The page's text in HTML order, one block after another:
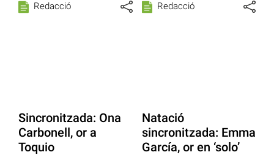
Redacció Redacció
Sincronitzada: Ona
Carbonell, or a
Toquio
Natació
sincronitzada: Emma
García, or en ‘solo’